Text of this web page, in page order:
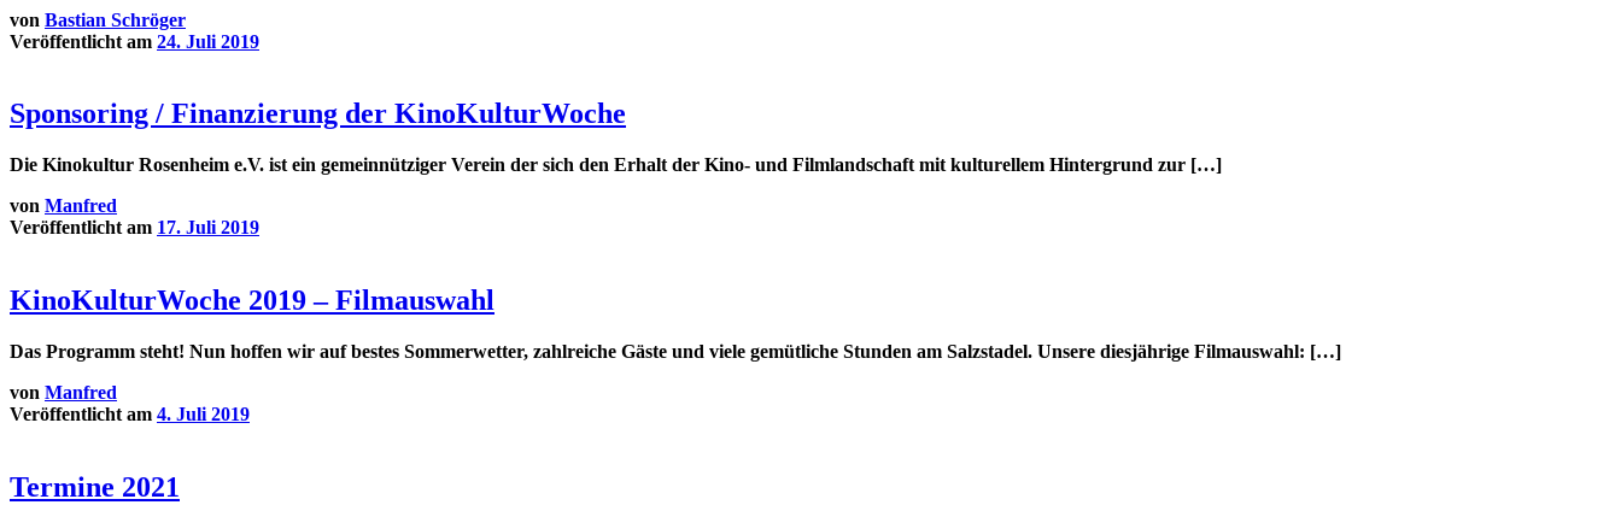
von Bastian Schröger
Veröffentlicht am 24. Juli 2019
Sponsoring / Finanzierung der KinoKulturWoche
Die Kinokultur Rosenheim e.V. ist ein gemeinnütziger Verein der sich den Erhalt der Kino- und Filmlandschaft mit kulturellem Hintergrund zur […]
von Manfred
Veröffentlicht am 17. Juli 2019
KinoKulturWoche 2019 – Filmauswahl
Das Programm steht! Nun hoffen wir auf bestes Sommerwetter, zahlreiche Gäste und viele gemütliche Stunden am Salzstadel. Unsere diesjährige Filmauswahl: […]
von Manfred
Veröffentlicht am 4. Juli 2019
Termine 2021